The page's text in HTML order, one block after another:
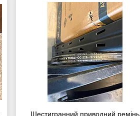
Шестигранний приводний ремінь